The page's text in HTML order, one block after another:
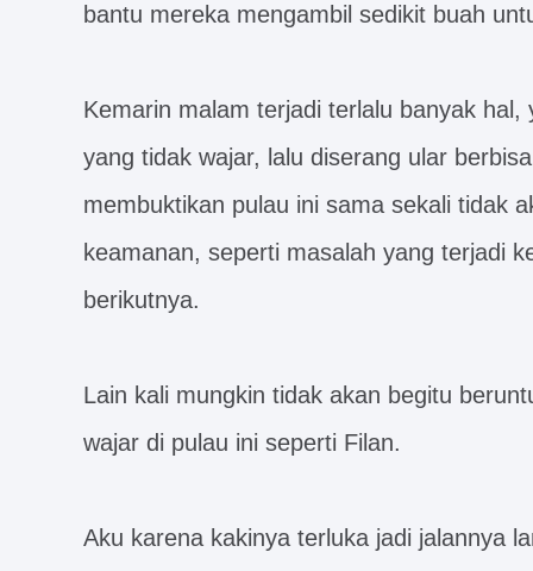
bantu mereka mengambil sedikit buah
Kemarin malam terjadi terlalu banyak
yang tidak wajar, lalu diserang ular
membuktikan pulau ini sama sekali tidak
keamanan, seperti masalah yang terjadi
berikutnya.
Lain kali mungkin tidak akan begitu
wajar di pulau ini seperti Filan.
Aku karena kakinya terluka jadi jalannya